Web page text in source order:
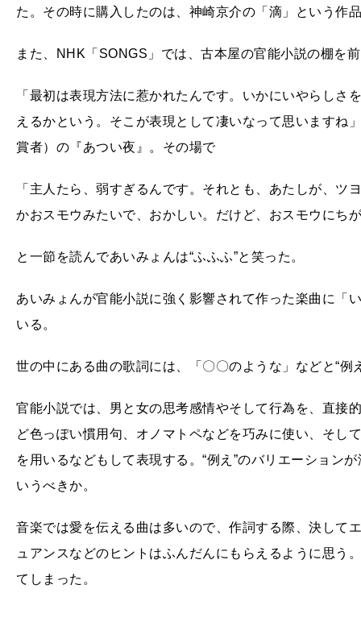
た。その時に購入したのは、神崎京介の「滴」という作
また、NHK「SONGS」では、古本屋の官能小説の棚を
「最初は表現方法に惹かれたんです。いかにいやらし
えるかという。そこが表現として凄いなって思いますね
賞者）の『あつい夜』。その場で
「主人たら、弱すぎるんです。それとも、あたしが、
かおスモウみたいで、おかしい。だけど、おスモウにち
と一節を読んであいみょんは“ふふふ”と笑った。
あいみょんが官能小説に強く影響されて作った楽曲に「
いる。
世の中にある曲の歌詞には、「〇〇のような」などと“例
官能小説では、男と女の思考感情やそして行為を、直接
ど色っぽい慣用句、オノマトペなどを巧みに使い、そし
を用いるなどもして表現する。“例え”のバリエーション
いうべきか。
音楽では愛を伝える曲は多いので、作詞する際、決して
ュアンスなどのヒントはふんだんにもらえるように思う
てしまった。